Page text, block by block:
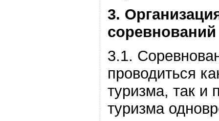
3.
соревнований
3.1.
проводиться
туризма, так и
туризма